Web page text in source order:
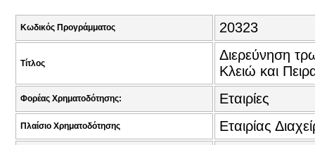
Κωδικός Προγράμματος 20323
Τίτλος
Διερεύνηση
Κλειώ και
Φορέας Χρηματοδότησης: Εταιρίες
Πλαίσιο Χρηματοδότησης Εταιρίας